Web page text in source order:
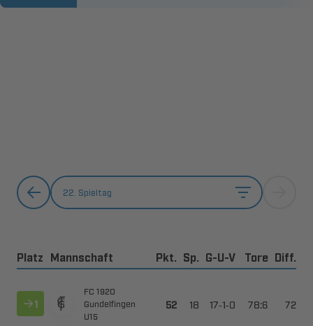
22. Spieltag
Platz Mannschaft Pkt. Sp. G-U-V Tore Diff.

 


  --  